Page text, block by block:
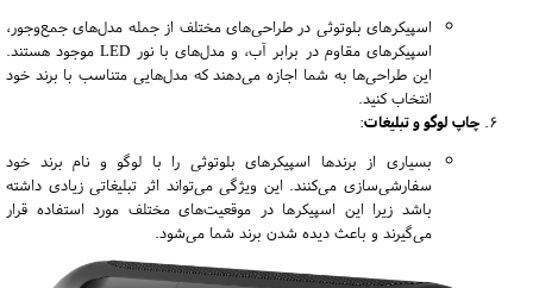
اسپیکرهای بلوتوثی در طراحی‌های مختلف از جمله مدل‌های جمع‌وجور،
اسپیکرهای مقاوم در برابر آب، و مدل‌های با نور LED موجود هستند.
این طراحی‌ها به شما اجازه می‌دهند که مدل‌هایی متناسب با برند خود
انتخاب کنید.
چاپ لوگو و تبلیغات:
بسیاری از برندها اسپیکرهای بلوتوثی را با لوگو و نام برند خود
سفارشی‌سازی می‌کنند. این ویژگی می‌تواند اثر تبلیغاتی زیادی داشته
باشد زیرا این اسپیکرها در موقعیت‌های مختلف مورد استفاده قرار
می‌گیرند و باعث دیده شدن برند شما می‌شود.